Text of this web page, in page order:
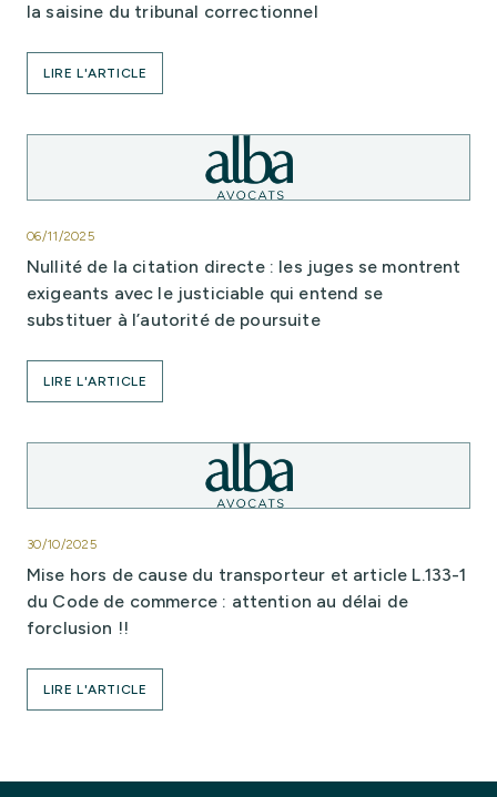
la saisine du tribunal correctionnel
LIRE L'ARTICLE
06/11/2025
Nullité de la citation directe : les juges se montrent
exigeants avec le justiciable qui entend se
substituer à l’autorité de poursuite
LIRE L'ARTICLE
30/10/2025
Mise hors de cause du transporteur et article L.133-1
du Code de commerce : attention au délai de
forclusion !!
LIRE L'ARTICLE